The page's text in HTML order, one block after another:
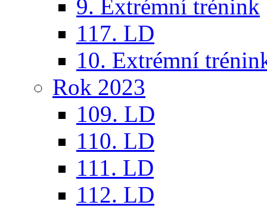
9. Extrémní trénink
117. LD
10. Extrémní
Rok 2023
109. LD
110. LD
111. LD
112. LD